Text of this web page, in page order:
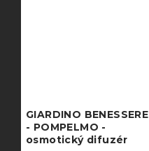
GIARDINO BENESSERE
- POMPELMO -
osmotický difuzér